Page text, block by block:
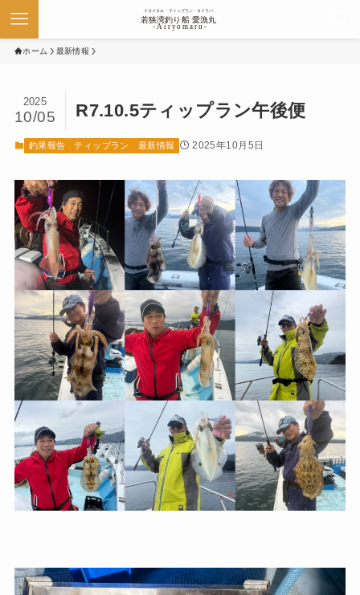
ホーム 最新情報
R7.10.5ティップラン午後便
2025
10/05
釣果報告 ティップラン 最新情報 2025年10月5日